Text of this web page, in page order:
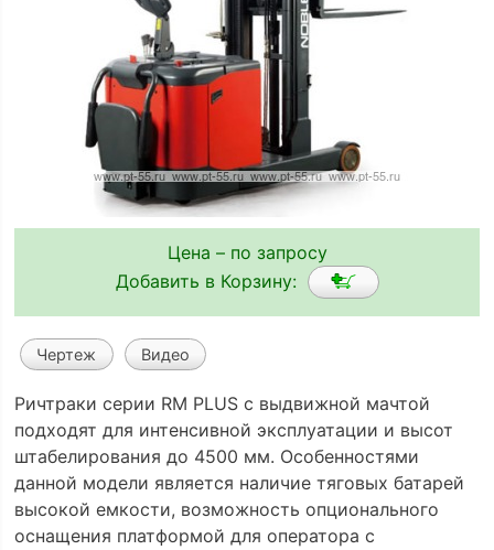
Цена – по запросу
Добавить в Корзину:
Чертеж Видео
Ричтраки серии RM PLUS с выдвижной мачтой
подходят для интенсивной эксплуатации и высот
штабелирования до 4500 мм. Особенностями
данной модели является наличие тяговых батарей
высокой емкости, возможность опционального
оснащения платформой для оператора с